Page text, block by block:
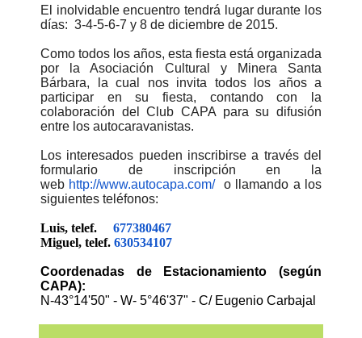
El inolvidable encuentro tendrá lugar durante los
días: 3-4-5-6-7 y 8 de diciembre de 2015.
Como todos los años, esta fiesta está organizada
por la Asociación Cultural y Minera Santa
Bárbara, la cual nos invita todos los años a
participar en su fiesta, contando con la
colaboración del Club CAPA para su difusión
entre los autocaravanistas.
Los interesados pueden inscribirse a través del
formulario de inscripción en la
web http://www.autocapa.com/o llamando a los
siguientes teléfonos:
Luis, telef. 677380467
Miguel, telef. 630534107
Coordenadas de Estacionamiento (según
CAPA):
N-43°14'50" - W- 5°46'37" - C/ Eugenio Carbajal